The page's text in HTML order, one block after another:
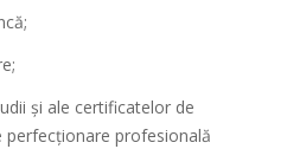
şi ale certificatelor de
perfecţionare profesională